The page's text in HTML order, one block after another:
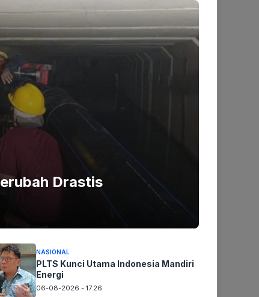
ini berhasil
daya 7.300mAh
melalui chipset
daya tahan ekstrem
fitur performa
Matahari Total 2026
Drastis
NASIONAL
PLTS Kunci Utama Indonesia Mandiri
Energi
06-08-2026 - 17.26